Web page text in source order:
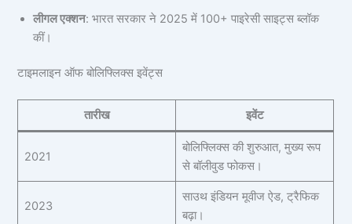
लीगल एक्शन: भारत सरकार ने 2025 में 100+ पाइरेसी साइट्स ब्लॉक
कीं।
टाइमलाइन ऑफ बोलिफ्लिक्स इवेंट्स
तारीख इवेंट
2021
बोलिफ्लिक्स की शुरुआत, मुख्य रूप
से बॉलीवुड फोकस।
2023
साउथ इंडियन मूवीज ऐड, ट्रैफिक
बढ़ा।